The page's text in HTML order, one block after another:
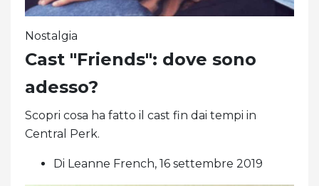
Nostalgia
Cast "Friends": dove sono
adesso?
Scopri cosa ha fatto il cast fin dai tempi in
Central Perk.
Di Leanne French, 16 settembre 2019